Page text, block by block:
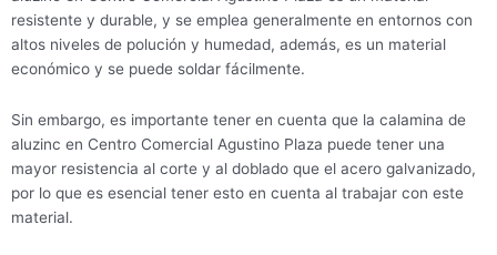
resistente y durable, y se emplea generalmente en entornos con
altos niveles de polución y humedad, además, es un material
económico y se puede soldar fácilmente.
Sin embargo, es importante tener en cuenta que la calamina de
aluzinc en Centro Comercial Agustino Plaza puede tener una
mayor resistencia al corte y al doblado que el acero galvanizado,
por lo que es esencial tener esto en cuenta al trabajar con este
material.